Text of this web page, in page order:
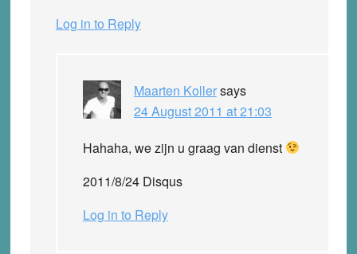
Log in to Reply
Maarten Kollersays
24 August 2011 at 21:03
Hahaha, we zijn u graag van dienst
2011/8/24 Disqus
Log in to Reply